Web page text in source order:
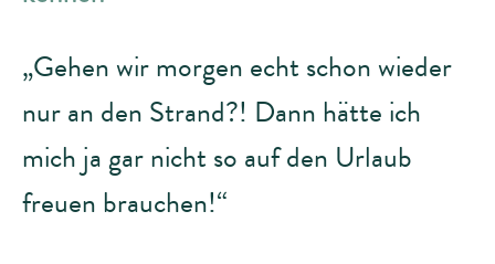
„Gehen wir morgen echt schon wieder
nur an den Strand?! Dann hätte ich
mich ja gar nicht so auf den Urlaub
freuen brauchen!“